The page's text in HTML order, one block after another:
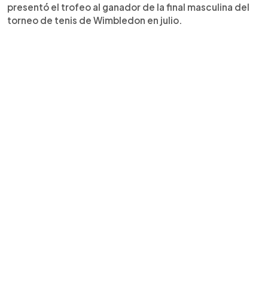
presentó el trofeo al ganador de la final masculina del
torneo de tenis de Wimbledon en julio.